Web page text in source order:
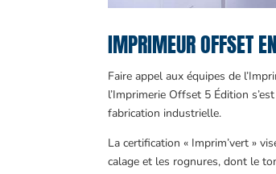
IMPRIMEUR OFFSET
Faire appel aux équipes de
l’Imprimerie Offset 5 Édition
fabrication industrielle.
La certification « Imprim’vert »
calage et les rognures, dont le